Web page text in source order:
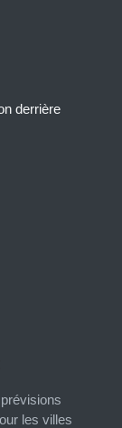
les villes
derrière